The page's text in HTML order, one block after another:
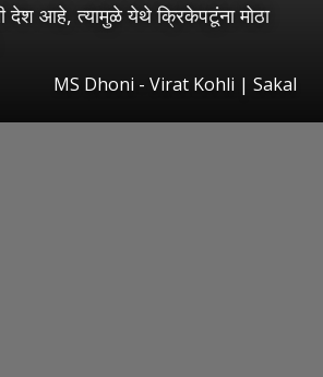
देश आहे, त्यामुळे येथे क्रिकेपटूंना मोठा
MS Dhoni - Virat Kohli | Sakal